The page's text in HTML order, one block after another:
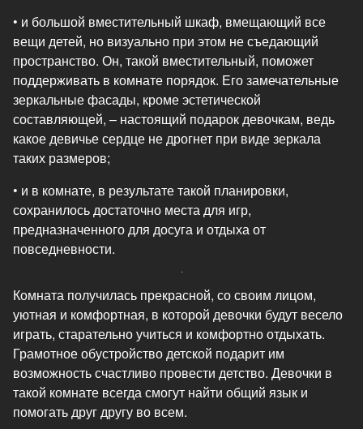
• и большой вместительный шкаф, вмещающий все
вещи детей, но визуально при этом не съедающий
пространство. Он, такой вместительный, поможет
поддерживать в комнате порядок. Его замечательные
зеркальные фасады, кроме эстетической
составляющей, – настоящий подарок девочкам, ведь
какое девичье сердце не дрогнет при виде зеркала
таких размеров;
• и в комнате, в результате такой планировки,
сохранилось достаточно места для игр,
предназначенного для досуга и отдыха от
повседневности.
Комната получилась прекрасной, со своим лицом,
уютная и комфортная, в которой девочки будут весело
играть, старательно учиться и комфортно отдыхать.
Грамотное обустройство детской подарит им
возможность счастливо провести детство. Девочки в
такой комнате всегда смогут найти общий язык и
помогать друг другу во всем.